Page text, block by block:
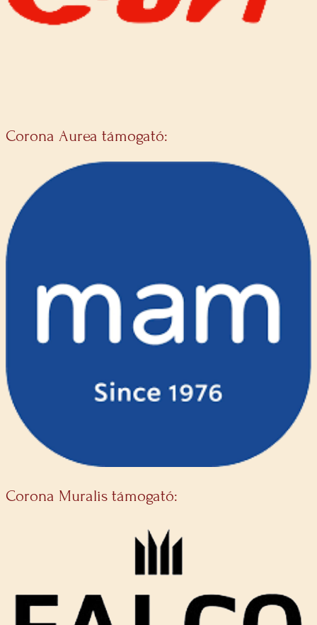
Corona Aurea támogató:
Corona Muralis támogató: